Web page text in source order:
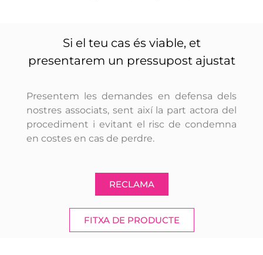
Si el teu cas és viable, et
presentarem un pressupost ajustat
Presentem les demandes en defensa dels
nostres associats, sent així la part actora del
procediment i evitant el risc de condemna
en costes en cas de perdre.
RECLAMA
FITXA DE PRODUCTE